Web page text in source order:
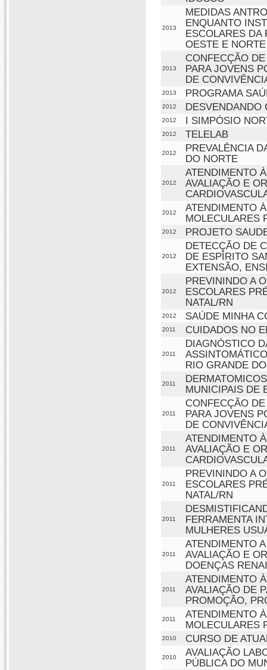
2013
MEDIDAS
ENQUANTO
ESCOLARES DA
OESTE E
2013
CONFECÇÃO
PARA JOVENS
DE
2013 PROGRAMA
2012 DESVENDANDO
2012 I SIMPÓSIO
2012 TELELAB
2012
PREVALÊNCIA
DO NORTE
2012
ATENDIMENTO
AVALIAÇÃO E
2012
ATENDIMENTO
MOLECULARES
2012 PROJETO
2012
DETECÇÃO DE
DE ESPÍRITO
EXTENSÃO,
2012
PREVININDO A
ESCOLARES
NATAL/RN
2012 SAÚDE MINHA
2011 CUIDADOS NO
2011
DIAGNÓSTICO
RIO GRANDE
2011
MUNICIPAIS DE
2011
CONFECÇÃO
PARA JOVENS
DE
2011
ATENDIMENTO
AVALIAÇÃO E
2011
PREVININDO A
ESCOLARES
NATAL/RN
2011
FERRAMENTA
MULHERES
2011
ATENDIMENTO
AVALIAÇÃO E
DOENÇAS
2011
ATENDIMENTO
AVALIAÇÃO DE
PROMOÇÃO,
2011
ATENDIMENTO
MOLECULARES
2010 CURSO DE
2010
AVALIAÇÃO
PÚBLICA DO